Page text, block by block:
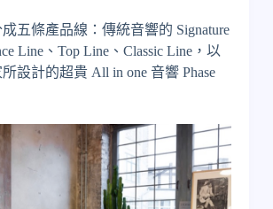
五條產品線：傳統音響的 Signature
Line、Top Line、Classic Line，以
設計的超貴 All in one 音響 Phase